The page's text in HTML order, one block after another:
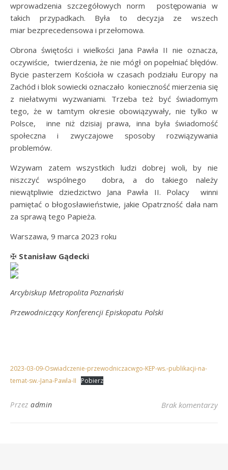
wprowadzenia szczegółowych norm postępowania w
takich przypadkach. Była to decyzja ze wszech
miar bezprecedensowa i przełomowa.
Obrona świętości i wielkości Jana Pawła II nie oznacza,
oczywiście, twierdzenia, że nie mógł on popełniać błędów.
Bycie pasterzem Kościoła w czasach podziału Europy na
Zachód i blok sowiecki oznaczało konieczność mierzenia się
z niełatwymi wyzwaniami. Trzeba też być świadomym
tego, że w tamtym okresie obowiązywały, nie tylko w
Polsce, inne niż dzisiaj prawa, inna była świadomość
społeczna i zwyczajowe sposoby rozwiązywania
problemów.
Wzywam zatem wszystkich ludzi dobrej woli, by nie
niszczyć wspólnego dobra, a do takiego należy
niewątpliwie dziedzictwo Jana Pawła II. Polacy winni
pamiętać o błogosławieństwie, jakie Opatrzność dała nam
za sprawą tego Papieża.
Warszawa, 9 marca 2023 roku
✠ Stanisław Gądecki
Arcybiskup Metropolita Poznański
Przewodniczący Konferencji Episkopatu Polski
2023-03-09-Oswiadczenie-przewodniczacwgo-KEP-ws.-publikacji-na-
temat-sw.-Jana-Pawla-II
Pobierz
Przez admin Brak komentarzy